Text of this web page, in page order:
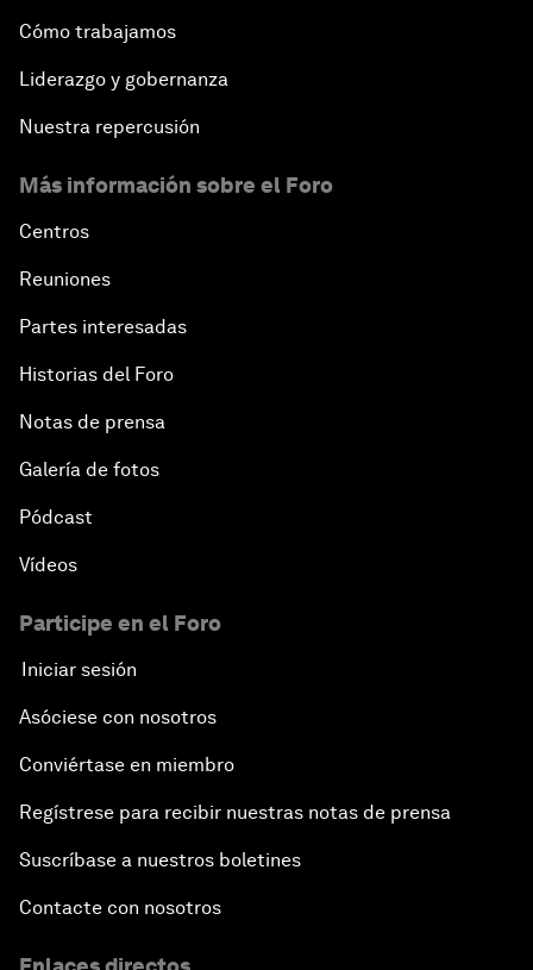
Cómo trabajamos
Liderazgo y gobernanza
Nuestra repercusión
Más información sobre el Foro
Centros
Reuniones
Partes interesadas
Historias del Foro
Notas de prensa
Galería de fotos
Pódcast
Vídeos
Participe en el Foro
Iniciar sesión
Asóciese con nosotros
Conviértase en miembro
Regístrese para recibir nuestras notas de prensa
Suscríbase a nuestros boletines
Contacte con nosotros